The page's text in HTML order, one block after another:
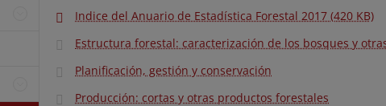
Indice del Anuario de Estadística Forestal 2017 (420 KB)
Estructura forestal: caracterización de los bosques y
Planificación, gestión y conservación
Producción: cortas y otras productos forestales